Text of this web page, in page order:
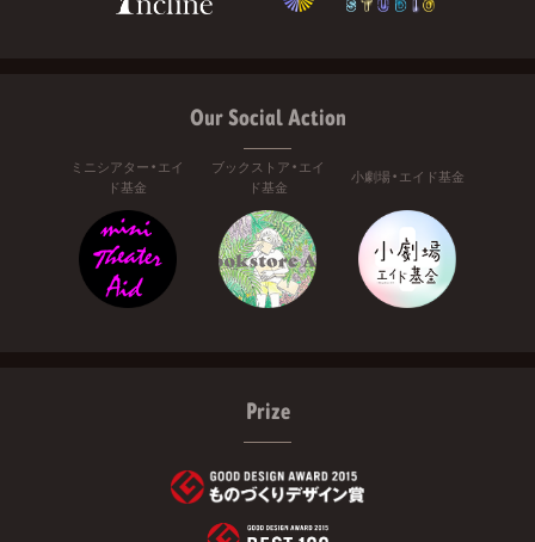
Our Social Action
ミニシアター・エイ
ド基金
ブックストア・エイ
ド基金
小劇場・エイド基金
Prize